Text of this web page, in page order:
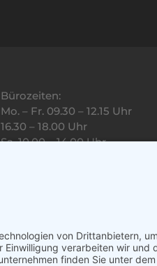
Bürozeiten:
Mo. – Fr. 09.30 – 12.15 Uhr
16.30 – 18.00 Uhr
Sa. 10.00 – 14.00 Uhr